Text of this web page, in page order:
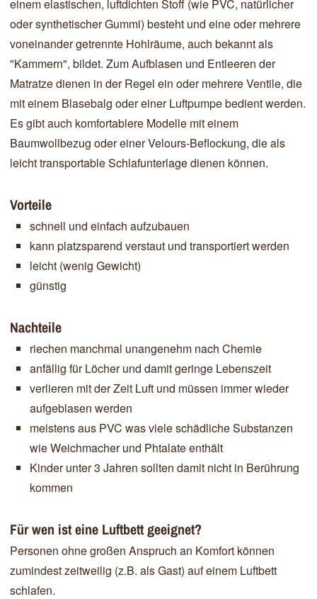
einem elastischen, luftdichten Stoff (wie PVC, natürlicher
oder synthetischer Gummi) besteht und eine oder mehrere
voneinander getrennte Hohlräume, auch bekannt als
"Kammern", bildet. Zum Aufblasen und Entleeren der
Matratze dienen in der Regel ein oder mehrere Ventile, die
mit einem Blasebalg oder einer Luftpumpe bedient werden.
Es gibt auch komfortablere Modelle mit einem
Baumwollbezug oder einer Velours-Beflockung, die als
leicht transportable Schlafunterlage dienen können.
Vorteile
schnell und einfach aufzubauen
kann platzsparend verstaut und transportiert werden
leicht (wenig Gewicht)
günstig
Nachteile
riechen manchmal unangenehm nach Chemie
anfällig für Löcher und damit geringe Lebenszeit
verlieren mit der Zeit Luft und müssen immer wieder
aufgeblasen werden
meistens aus PVC was viele schädliche Substanzen
wie Weichmacher und Phtalate enthält
Kinder unter 3 Jahren sollten damit nicht in Berührung
kommen
Für wen ist eine Luftbett geeignet?
Personen ohne großen Anspruch an Komfort können
zumindest zeitweilig (z.B. als Gast) auf einem Luftbett
schlafen.